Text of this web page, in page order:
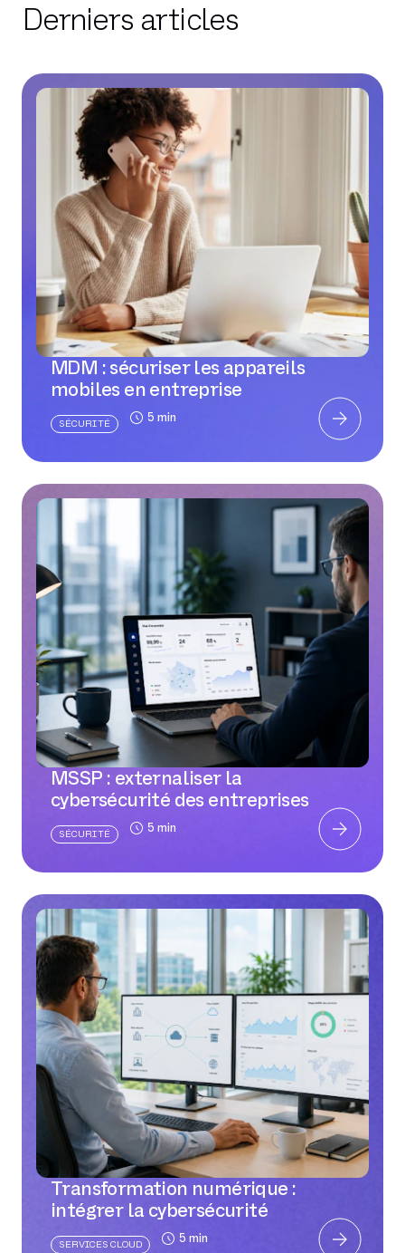
Derniers articles
MDM : sécuriser les appareils
mobiles en entreprise
SÉCURITÉ 5 min
MSSP : externaliser la
cybersécurité des entreprises
SÉCURITÉ 5 min
Transformation numérique :
intégrer la cybersécurité
SERVICES CLOUD 5 min